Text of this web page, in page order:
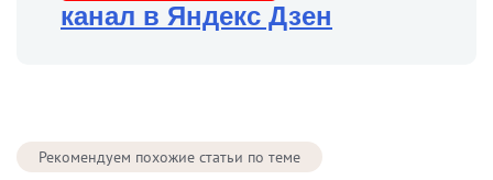
канал в Яндекс Дзен
Рекомендуем похожие статьи по теме